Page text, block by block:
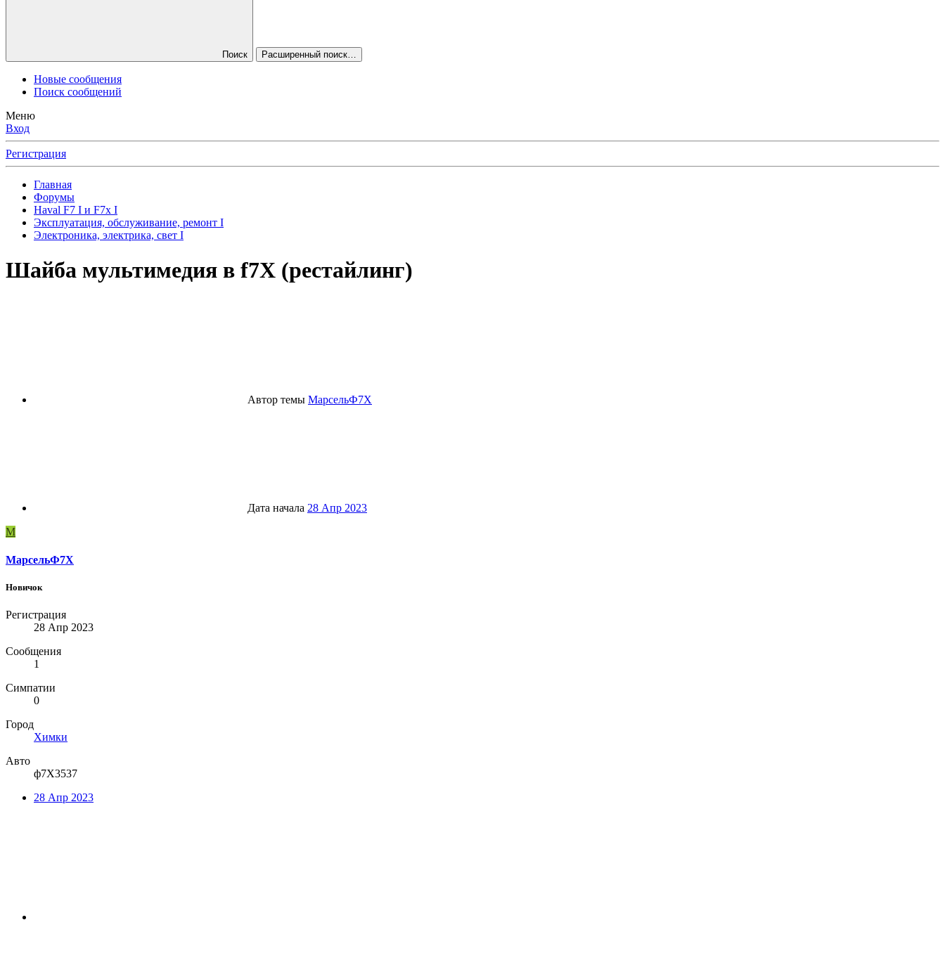
Поиск Расширенный поиск…
Новые сообщения
Поиск сообщений
Меню
Вход
Регистрация
Главная
Форумы
Haval F7 I и F7x I
Эксплуатация, обслуживание, ремонт I
Электроника, электрика, свет I
Шайба мультимедия в f7X (рестайлинг)
Автор темы МарсельФ7Х
Дата начала 28 Апр 2023
М
МарсельФ7Х
Новичок
Регистрация
28 Апр 2023
Сообщения
1
Симпатии
0
Город
Химки
Авто
ф7Х3537
28 Апр 2023